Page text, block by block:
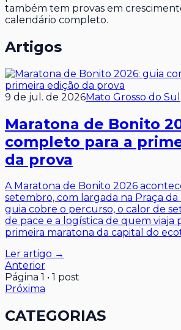
também tem provas em
calendário completo.
Artigos
9 de jul. de 2026Mato Grosso do Sul
Maratona de Bonito
completo para a
da prova
A Maratona de Bonito 2026
setembro, com largada na Praça da
guia cobre o percurso, o calor de
de pace e a logística de quem viaja
primeira maratona da capital do
Ler artigo →
Anterior
Página 1 • 1 post
Próxima
CATEGORIAS